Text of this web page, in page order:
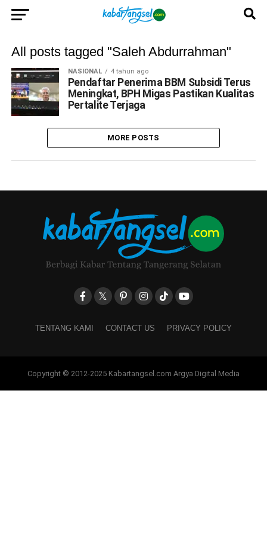
All posts tagged "Saleh Abdurrahman"
NASIONAL 4 tahun ago
Pendaftar Penerima BBM Subsidi Terus
Meningkat, BPH Migas Pastikan Kualitas
Pertalite Terjaga
MORE POSTS
TENTANG KAMI CONTACT US PRIVACY POLICY
Copyright © 2012-2025 Kabartangsel.com Argya Digital Media